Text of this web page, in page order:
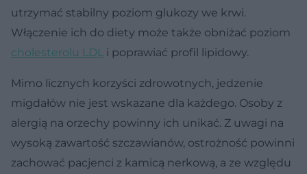
utrzymać stabilny poziom glukozy we krwi.
Włączenie ich do diety może także obniżać poziom
cholesterolu LDL i poprawiać profil lipidowy.
Mimo licznych korzyści zdrowotnych, jedzenie
migdałów nie jest wskazane dla każdego. Osoby z
alergią na orzechy powinny ich unikać. Z uwagi na
wysoką zawartość szczawianów, ostrożność powinni
zachować pacjenci z kamicą nerkową, a ze względu